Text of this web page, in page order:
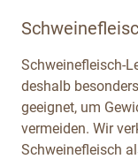
Schweinefleisch-
deshalb
geeignet, um
vermeiden. Wir
Schweinefleisch